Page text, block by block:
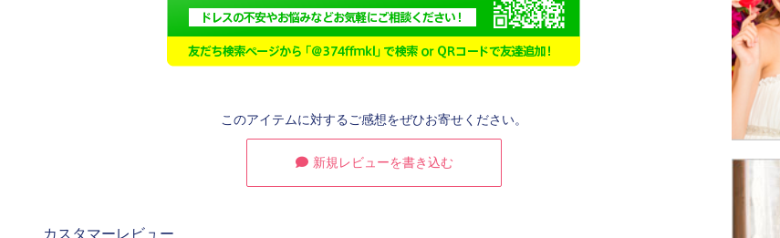
このアイテムに対するご感想をぜひお寄せください。
新規レビューを書き込む
カスタマーレビュー